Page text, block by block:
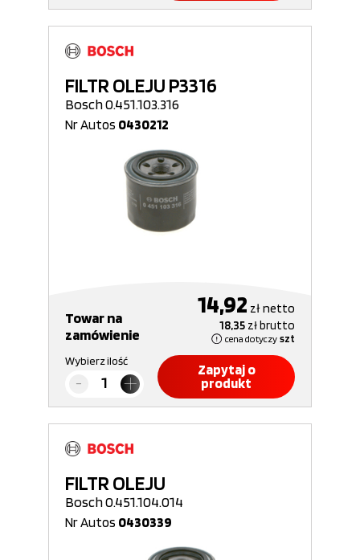
FILTR OLEJU P3316
Bosch 0.451.103.316
Nr Autos 0430212
Towar na
zamówienie
14,92 złnetto
18,35 złbrutto
cena dotyczy szt
Wybierz ilość
Zapytaj o
produkt
FILTR OLEJU
Bosch 0.451.104.014
Nr Autos 0430339